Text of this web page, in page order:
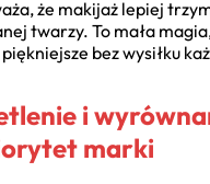
że makijaż lepiej
twarzy. To mała
bez wysiłku
i
marki